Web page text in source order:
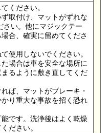
ください。
取付け、マットがずれな
さい。他にマジックテー
合、確実に留めてくださ
使用しないでください。
場合は車を安全な場所に
るように敷き直してくだ
ば、マットがブレーキ・
り重大な事故を招く恐れ
です。洗浄後はよく乾燥
ださい。